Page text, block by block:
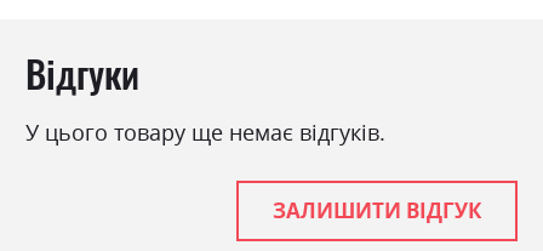
Відгуки
У цього товару ще немає відгуків.
ЗАЛИШИТИ ВІДГУК